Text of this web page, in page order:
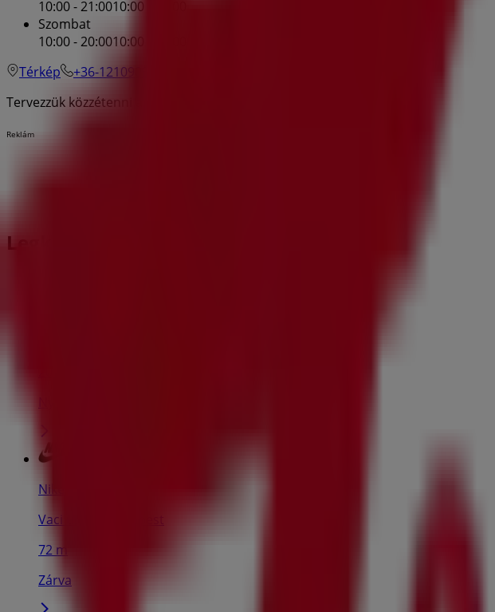
10:00 - 21:0010:00 - 21:00
Szombat
10:00 - 20:0010:00 - 21:00
Térkép
+36-12109034
Tervezzük közzétenni a kínálatokat - H&M
Reklám
Legközelebbi üzletek
Nike
Vaci ut 1-3, Budapest
72 m
Zárva